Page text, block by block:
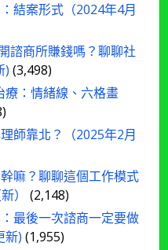
結案形式（2024年4月
諮商所賺錢嗎？聊聊社
) (3,498)
療：情緒線、六格畫
師靠北？（2025年2月
嘛？聊聊這個工作模式
）
(2,148)
最後一次諮商一定要做
新) (1,955)